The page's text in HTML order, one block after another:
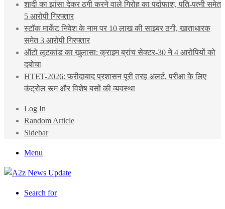
शादी का झांसा देकर ठगी करने वाले गिरोह का पर्दाफाश, पति-पत्नी समेत
5 आरोपी गिरफ्तार
स्टॉक मार्केट निवेश के नाम पर 10 लाख की साइबर ठगी, खाताधारक
समेत 3 आरोपी गिरफ्तार
ऑटो लूटकांड का खुलासा: क्राइम ब्रांच सेक्टर-30 ने 4 आरोपियों को
दबोचा
HTET-2026: फरीदाबाद प्रशासन पूरी तरह अलर्ट, परीक्षा के लिए
कंट्रोल रूम और विशेष बसों की व्यवस्था
Log In
Random Article
Sidebar
Menu
Search for